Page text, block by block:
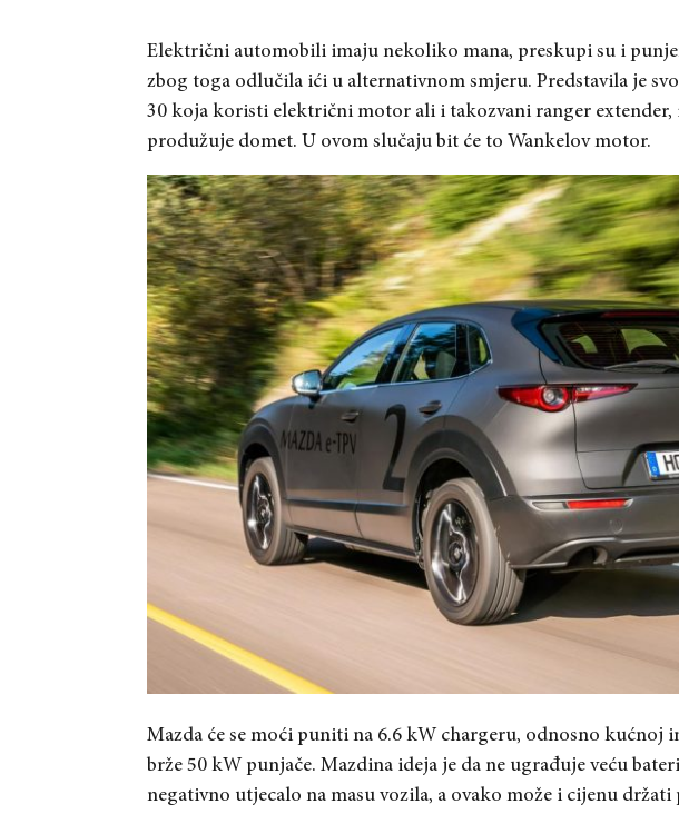
Električni automobili imaju nekoliko mana, preskupi su i
zbog toga odlučila ići u alternativnom smjeru. Predstavila je
30 koja koristi električni motor ali i takozvani ranger
produžuje domet. U ovom slučaju bit će to Wankelov motor.
Mazda će se moći puniti na 6.6 kW chargeru, odnosno kućnoj
brže 50 kW punjače. Mazdina ideja je da ne ugrađuje veću
negativno utjecalo na masu vozila, a ovako može i cijenu